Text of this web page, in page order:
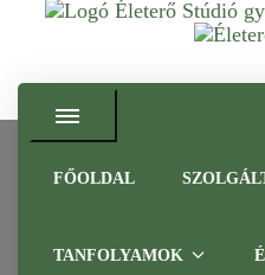
Gyógymasszázs,
FŐOLDAL
TANFOLYAMOK